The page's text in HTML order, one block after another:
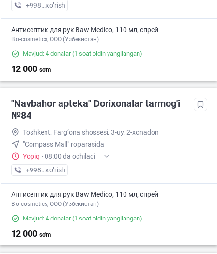
+998 (94) XXX-XX-XX
кo’rish
Антисептик для рук Baw Medico, 110 мл, спрей
Bio-cosmetics, ООО (Узбекистан)
Mavjud: 4 donalar(1 soat oldin yangilangan)
12 000 so'm
"Navbahor apteka" Dorixonalar tarmog'i
№84
Toshkent, Farg‘ona shossesi, 3-uy, 2-xonadon
"Compass Mall" ro'parasida
Yopiq · 08:00 da ochiladi
+998 (94) XXX-XX-XX
кo’rish
Антисептик для рук Baw Medico, 110 мл, спрей
Bio-cosmetics, ООО (Узбекистан)
Mavjud: 4 donalar(1 soat oldin yangilangan)
12 000 so'm